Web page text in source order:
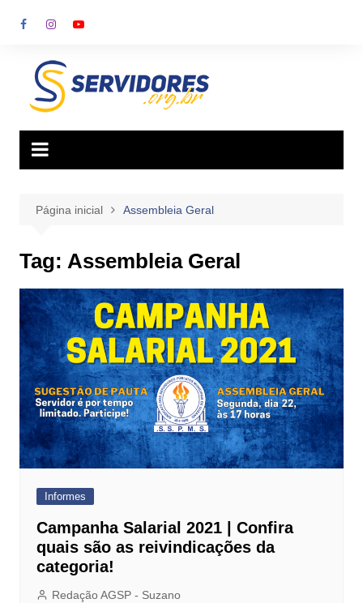
para
conteúdo
Página inicial Assembleia Geral
Tag: Assembleia Geral
Informes
Campanha Salarial 2021 | Confira
quais são as reivindicações da
categoria!
Redação AGSP - Suzano